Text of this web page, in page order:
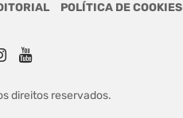
POLÍTICA DE COOKIES
direitos reservados.